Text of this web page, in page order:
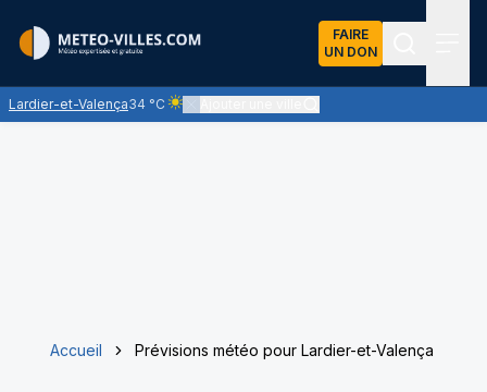
FAIRE
UN DON
Lardier-et-Valença34 °C
Ciel clair - quasiment pas de nuages et un soleil
Accueil Prévisions météo pour Lardier-et-Valença